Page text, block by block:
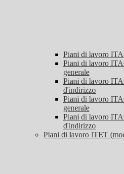
Piani di lavoro
Piani di lavoro
generale
Piani di lavoro
d'indirizzo
Piani di lavoro
generale
Piani di lavoro
d'indirizzo
Piani di lavoro ITET